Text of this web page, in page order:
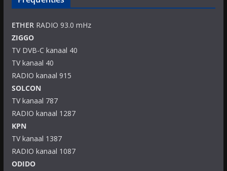
ETHERRADIO 93.0 mHz
ZIGGO
TV DVB-C kanaal 40
TV kanaal 40
RADIO kanaal 915
SOLCON
TV kanaal 787
RADIO kanaal 1287
KPN
TV kanaal 1387
RADIO kanaal 1087
ODIDO